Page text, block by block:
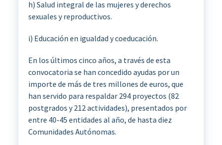
h) Salud integral de las mujeres y derechos
sexuales y reproductivos.
i) Educación en igualdad y coeducación.
En los últimos cinco años, a través de esta
convocatoria se han concedido ayudas por un
importe de más de tres millones de euros, que
han servido para respaldar 294 proyectos (82
postgrados y 212 actividades), presentados por
entre 40-45 entidades al año, de hasta diez
Comunidades Autónomas.